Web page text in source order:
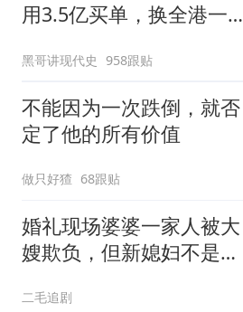
用3.5亿买单，换全港一声
黑哥讲现代史 958跟贴
不能因为一次跌倒，就否
定了他的所有价值
做只好猹 68跟贴
婚礼现场婆婆一家人被大
嫂欺负，但新媳妇不是好
二毛追剧